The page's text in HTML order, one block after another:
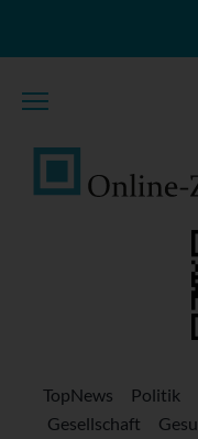
TopNews Politik
Gesellschaft